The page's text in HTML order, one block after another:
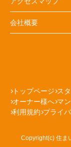
会社概要
トップページ ス
オーナー様へ マ
利用規約 プライ
Copyright(c) 住